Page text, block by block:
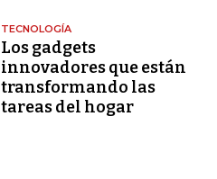
TECNOLOGÍA
Los gadgets
innovadores que están
transformando las
tareas del hogar